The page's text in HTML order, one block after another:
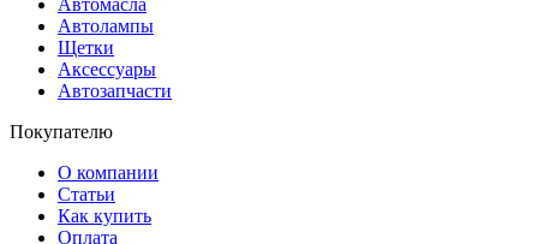
Автомасла
Автолампы
Щетки
Аксессуары
Автозапчасти
Покупателю
О компании
Статьи
Как купить
Оплата